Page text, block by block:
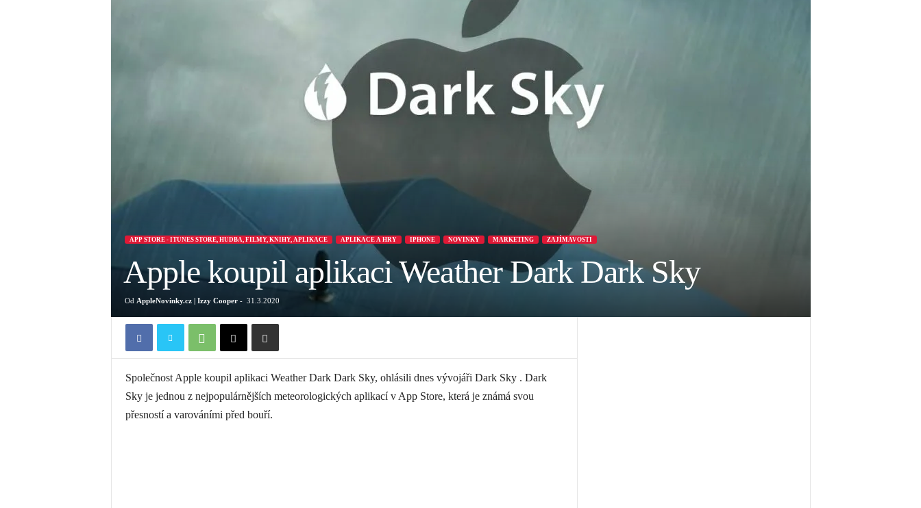
APP STORE - ITUNES STORE, HUDBA, FILMY, KNIHY, APLIKACE APLIKACE A HRY IPHONE NOVINKY MARKETING ZAJÍMAVOSTI
Apple koupil aplikaci Weather Dark Dark Sky
Od AppleNovinky.cz | Izzy Cooper- 31.3.2020
Společnost Apple koupil aplikaci Weather Dark Dark Sky, ohlásili dnes vývojáři Dark Sky . Dark
Sky je jednou z nejpopulárnějších meteorologických aplikací v App Store, která je známá svou
přesností a varováními před bouří.